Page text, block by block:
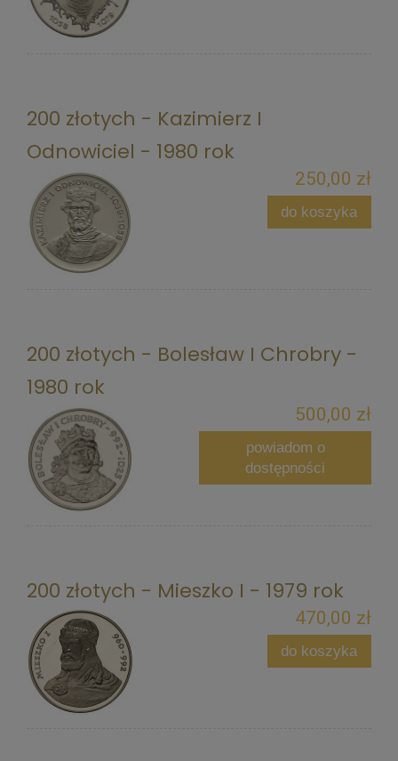
200 złotych - Kazimierz I
Odnowiciel - 1980 rok
250,00 zł
do koszyka
200 złotych - Bolesław I Chrobry -
1980 rok
500,00 zł
powiadom o
dostępności
200 złotych - Mieszko I - 1979 rok
470,00 zł
do koszyka